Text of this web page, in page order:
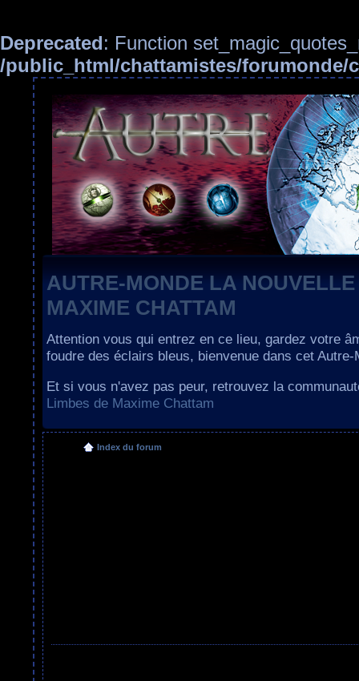
Deprecated: Function
/public_html/chattamistes/forumonde/
AUTRE-MONDE LA
MAXIME CHATTAM
Attention vous qui entrez en ce lieu, gardez votre
foudre des éclairs bleus, bienvenue dans cet Autre-
Et si vous n'avez pas peur, retrouvez la
Limbes de Maxime Chattam
Index du forum